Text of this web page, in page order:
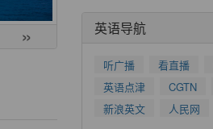
» 英语导航
听广播 看直播
英语点津
CGTN
新浪英文
人民网